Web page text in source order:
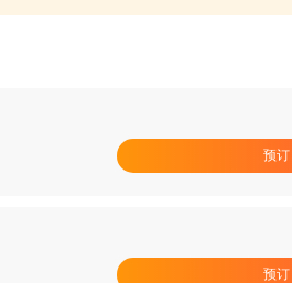
预订
预订